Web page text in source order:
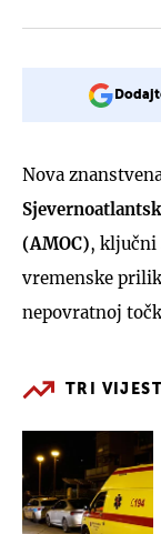
Nova
(AMOC), ključni
vremenske
nepovratnoj
TRI